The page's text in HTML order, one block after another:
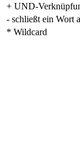
+ UND-
- schließt ein Wort
* Wildcard